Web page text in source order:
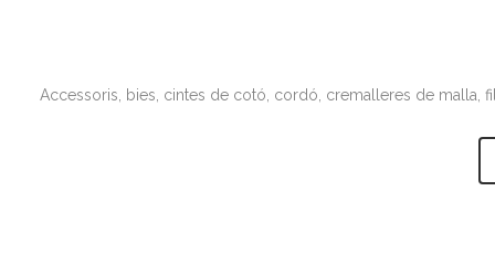
Accessoris, bies, cintes de cotó, cordó, cremalleres de malla,